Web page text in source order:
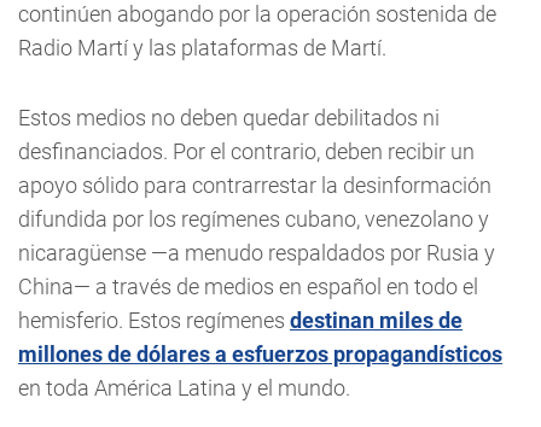
continúen abogando por la operación sostenida de
Radio Martí y las plataformas de Martí.
Estos medios no deben quedar debilitados ni
desfinanciados. Por el contrario, deben recibir un
apoyo sólido para contrarrestar la desinformación
difundida por los regímenes cubano, venezolano y
nicaragüense —a menudo respaldados por Rusia y
China— a través de medios en español en todo el
hemisferio. Estos regímenes destinan miles de
millones de dólares a esfuerzos propagandísticos
en toda América Latina y el mundo.